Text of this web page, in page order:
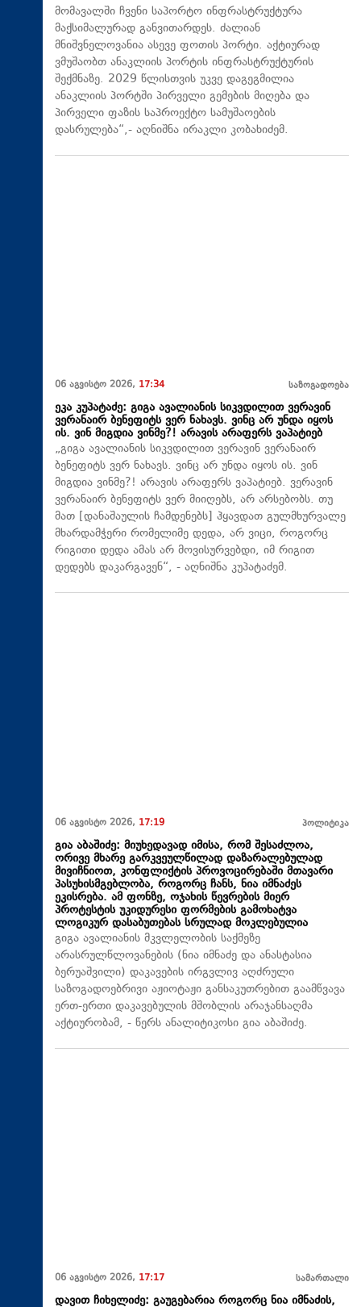
მომავალში ჩვენი საპორტო ინფრასტრუქტურა
მაქსიმალურად განვითარდეს. ძალიან
მნიშვნელოვანია ასევე ფოთის პორტი. აქტიურად
ვმუშაობთ ანაკლიის პორტის ინფრასტრუქტურის
შექმნაზე. 2029 წლისთვის უკვე დაგეგმილია
ანაკლიის პორტში პირველი გემების მიღება და
პირველი ფაზის საპროექტო სამუშაოების
დასრულება“,- აღნიშნა ირაკლი კობახიძემ.
06 აგვისტო 2026, 17:34 საზოგადოება
ეკა კუპატაძე: გიგა ავალიანის სიკვდილით ვერავინ
ვერანაირ ბენეფიტს ვერ ნახავს. ვინც არ უნდა იყოს
ის. ვინ მიგდია ვინმე?! არავის არაფერს ვაპატიებ
„გიგა ავალიანის სიკვდილით ვერავინ ვერანაირ
ბენეფიტს ვერ ნახავს. ვინც არ უნდა იყოს ის. ვინ
მიგდია ვინმე?! არავის არაფერს ვაპატიებ. ვერავინ
ვერანაირ ბენეფიტს ვერ მიიღებს, არ არსებობს. თუ
მათ [დანაშაულის ჩამდენებს] ჰყავდათ გულმხურვალე
მხარდამჭერი რომელიმე დედა, არ ვიცი, როგორც
რიგითი დედა ამას არ მოვისურვებდი, იმ რიგით
დედებს დაკარგავენ“, - აღნიშნა კუპატაძემ.
06 აგვისტო 2026, 17:19 პოლიტიკა
გია აბაშიძე: მიუხედავად იმისა, რომ შესაძლოა,
ორივე მხარე გარკვეულწილად დაზარალებულად
მივიჩნიოთ, კონფლიქტის პროვოცირებაში მთავარი
პასუხისმგებლობა, როგორც ჩანს, ნია იმნაძეს
ეკისრება. ამ ფონზე, ოჯახის წევრების მიერ
პროტესტის უკიდურესი ფორმების გამოხატვა
ლოგიკურ დასაბუთებას სრულად მოკლებულია
გიგა ავალიანის მკვლელობის საქმეზე
არასრულწლოვანების (ნია იმნაძე და ანასტასია
ბერუაშვილი) დაკავების ირგვლივ აღძრული
საზოგადოებრივი აჟიოტაჟი განსაკუთრებით გაამწვავა
ერთ-ერთი დაკავებულის მშობლის არაჯანსაღმა
აქტიურობამ, - წერს ანალიტიკოსი გია აბაშიძე.
06 აგვისტო 2026, 17:17 სამართალი
დავით ჩიხელიძე: გაუგებარია როგორც ნია იმნაძის,